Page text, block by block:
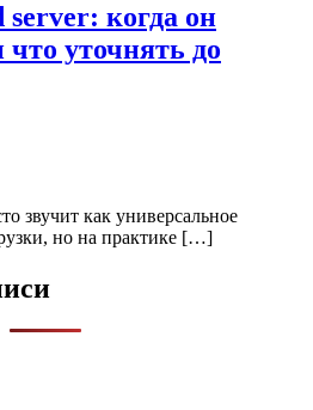
server: когда он
уточнять до
звучит как универсальное
но на практике […]